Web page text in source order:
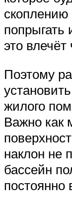
попрыгать
это
Поэтому
жилого
Важно как
наклон не
бассейн
постоянно